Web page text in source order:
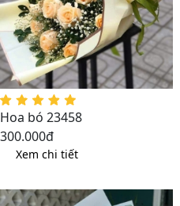
Hoa bó 23458
300.000đ
Xem chi tiết